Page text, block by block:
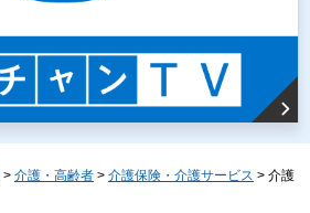
> 介護・高齢者 > 介護保険・介護サービス > 介護